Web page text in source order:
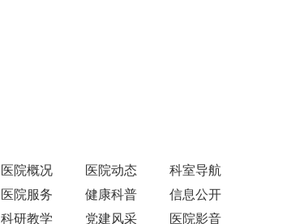
医院概况 医院动态
科室导航
医院服务
健康科普
信息公开
科研教学
党建风采 医院影音